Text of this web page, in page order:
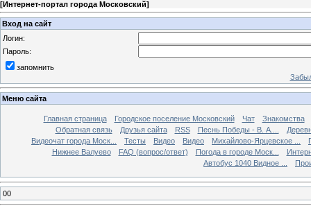
[Интернет-портал города Московский]
Вход на сайт
Логин:
Пароль:
запомнить
Меню сайта
Главная страница Городское поселение Московский Чат
Знакомства
Обратная связь
Друзья сайта RSS Песнь Победы - В. А....
Видеочат города Моск...
Тесты Видео Видео Михайлово-Ярцевское ...
Нижнее Валуево
FAQ (вопрос/ответ) Погода в городе Моск...
Автобус 1040 Видное ...
00